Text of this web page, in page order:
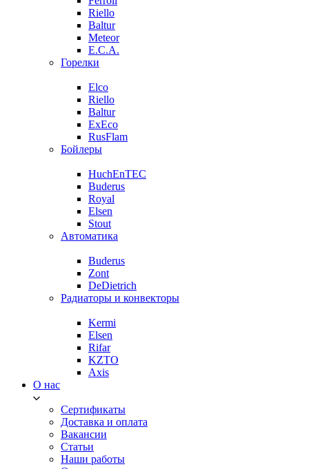
Riello
Baltur
Meteor
E.C.A.
Горелки
Elco
Riello
Baltur
ExEco
RusFlam
Бойлеры
HuchEnTEC
Buderus
Royal
Elsen
Stout
Автоматика
Buderus
Zont
DeDietrich
Радиаторы и конвекторы
Kermi
Elsen
Rifar
KZTO
Axis
О нас
Сертификаты
Доставка и оплата
Вакансии
Статьи
Наши работы